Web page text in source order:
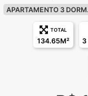
APARTAMENTO 3 DORM.
TOTAL
134.65M² 3